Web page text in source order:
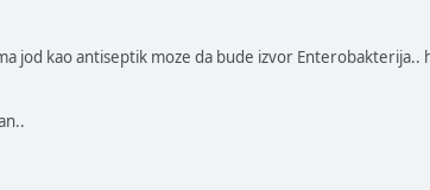
jod kao antiseptik moze da bude izvor